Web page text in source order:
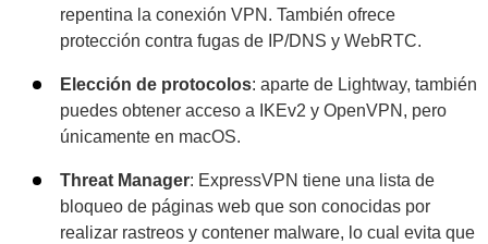
repentina la conexión VPN. También ofrece
protección contra fugas de IP/DNS y WebRTC.
Elección de protocolos: aparte de Lightway, también
puedes obtener acceso a IKEv2 y OpenVPN, pero
únicamente en macOS.
Threat Manager: ExpressVPN tiene una lista de
bloqueo de páginas web que son conocidas por
realizar rastreos y contener malware, lo cual evita que